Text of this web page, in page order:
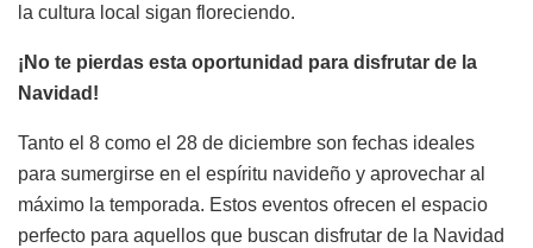
la cultura local sigan floreciendo.
¡No te pierdas esta oportunidad para disfrutar de la
Navidad!
Tanto el 8 como el 28 de diciembre son fechas ideales
para sumergirse en el espíritu navideño y aprovechar al
máximo la temporada. Estos eventos ofrecen el espacio
perfecto para aquellos que buscan disfrutar de la Navidad